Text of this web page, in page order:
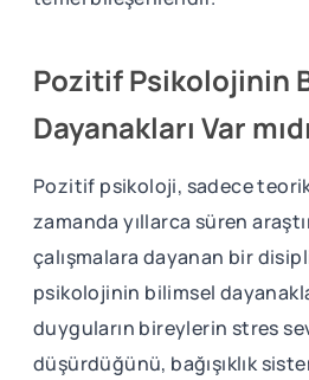
Pozitif Psikolojinin
Dayanakları Var
Pozitif psikoloji, sadece teorik
zamanda yıllarca süren
çalışmalara dayanan bir
psikolojinin bilimsel
duyguların bireylerin stres
düşürdüğünü, bağışıklık